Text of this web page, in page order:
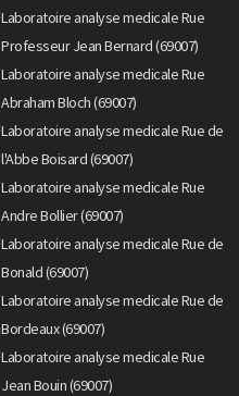
Laboratoire analyse medicale Rue
Professeur Jean Bernard (69007)
Laboratoire analyse medicale Rue
Abraham Bloch (69007)
Laboratoire analyse medicale Rue de
l'Abbe Boisard (69007)
Laboratoire analyse medicale Rue
Andre Bollier (69007)
Laboratoire analyse medicale Rue de
Bonald (69007)
Laboratoire analyse medicale Rue de
Bordeaux (69007)
Laboratoire analyse medicale Rue
Jean Bouin (69007)